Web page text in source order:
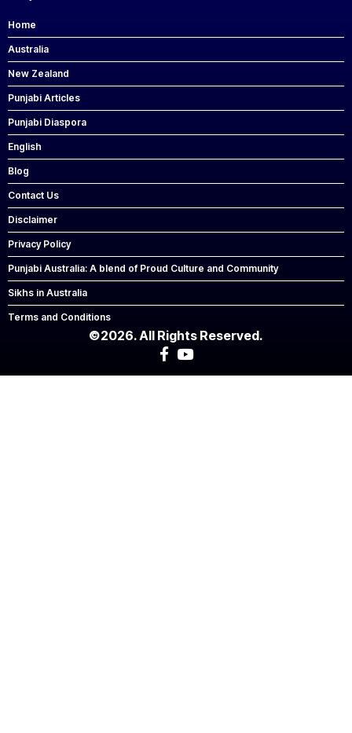
Home
Australia
New Zealand
Punjabi Articles
Punjabi Diaspora
English
Blog
Contact Us
Disclaimer
Privacy Policy
Punjabi Australia: A blend of Proud Culture and Community
Sikhs in Australia
Terms and Conditions
©2026. All Rights Reserved.